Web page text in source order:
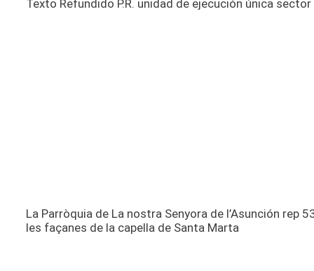
Texto Refundido P.R. unidad de ejecución única sector
La Parròquia de La nostra Senyora de l’Asunción rep
les façanes de la capella de Santa Marta